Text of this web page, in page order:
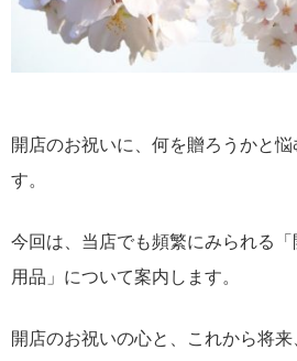
開店のお祝いに、何を贈ろうかと
す。
今回は、当店でも頻繁にみられる
用品」について案内します。
開店のお祝いの心と、これから将